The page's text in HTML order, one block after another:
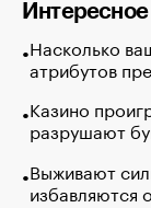
Насколько
атрибутов
Казино
разрушают
Выживают
избавляются